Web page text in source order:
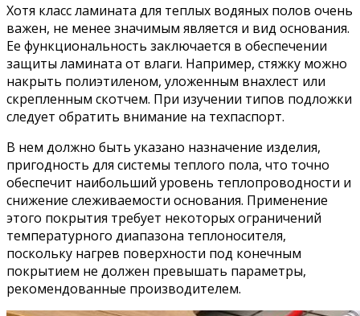
Хотя класс ламината для теплых водяных полов очень
важен, не менее значимым является и вид основания.
Ее функциональность заключается в обеспечении
защиты ламината от влаги. Например, стяжку можно
накрыть полиэтиленом, уложенным внахлест или
скрепленным скотчем. При изучении типов подложки
следует обратить внимание на техпаспорт.
В нем должно быть указано назначение изделия,
пригодность для системы теплого пола, что точно
обеспечит наибольший уровень теплопроводности и
снижение слеживаемости основания. Применение
этого покрытия требует некоторых ограничений
температурного диапазона теплоносителя,
поскольку нагрев поверхности под конечным
покрытием не должен превышать параметры,
рекомендованные производителем.